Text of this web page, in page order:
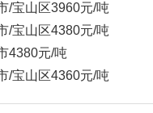
/宝山区3960元/吨
/宝山区4380元/吨
4380元/吨
/宝山区4360元/吨